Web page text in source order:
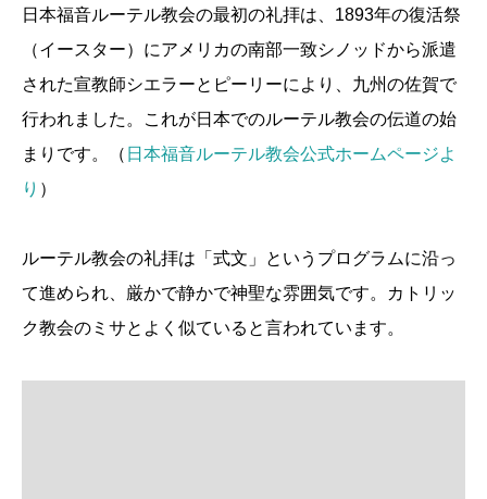
日本福音ルーテル教会の最初の礼拝は、1893年の復活祭
（イースター）にアメリカの南部一致シノッドから派遣
された宣教師シエラーとピーリーにより、九州の佐賀で
行われました。これが日本でのルーテル教会の伝道の始
まりです。（ 日本福音ルーテル教会公式ホームページよ
り ）
ルーテル教会の礼拝は「式文」というプログラムに沿っ
て進められ、厳かで静かで神聖な雰囲気です。カトリッ
ク教会のミサとよく似ていると言われています。